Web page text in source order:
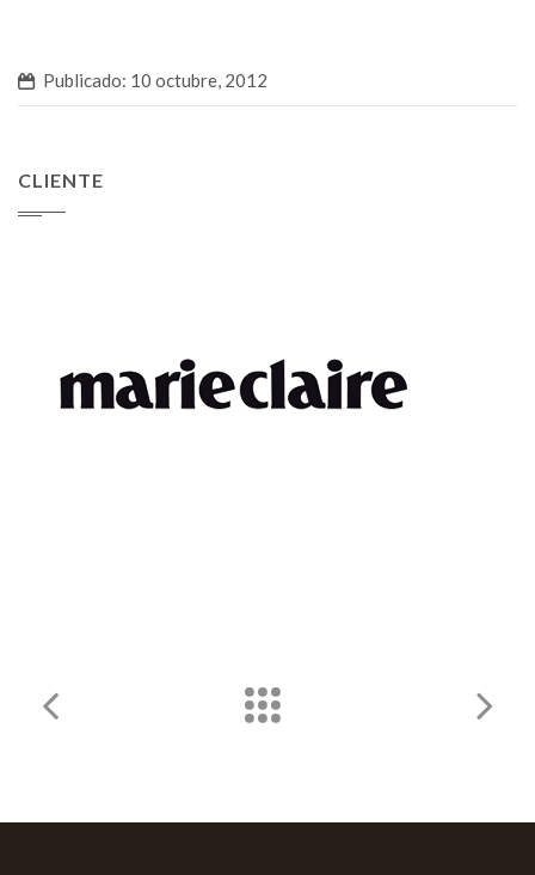
Publicado: 10 octubre, 2012
CLIENTE